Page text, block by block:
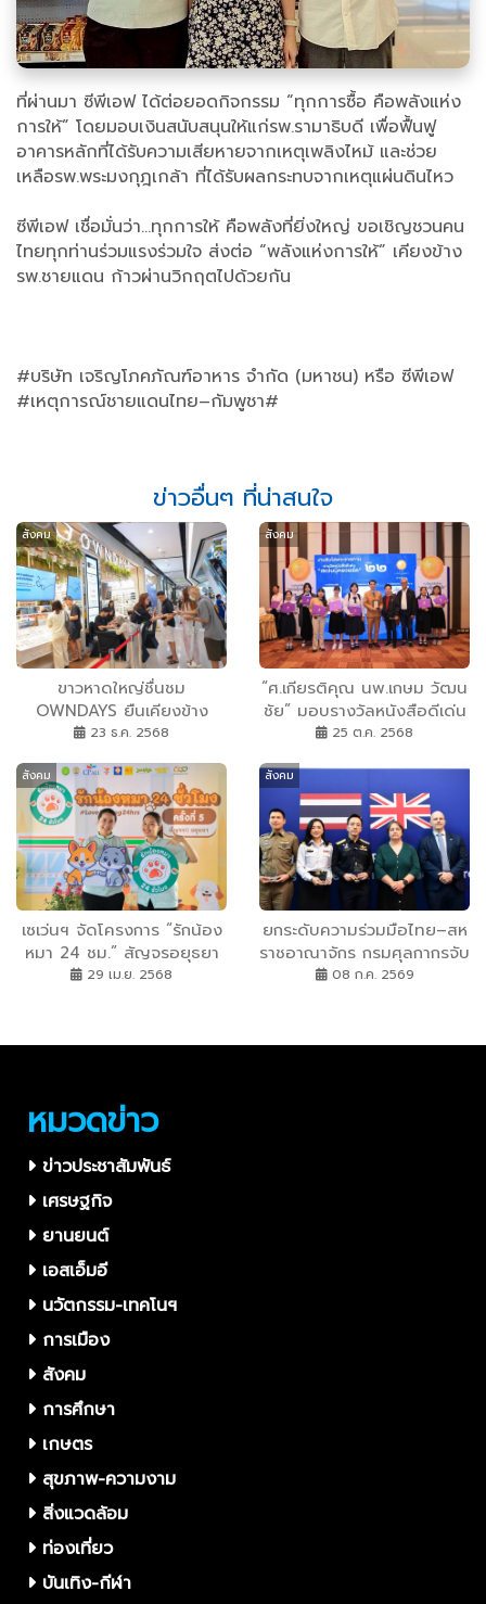
ที่ผ่านมา ซีพีเอฟ ได้ต่อยอดกิจกรรม “ทุกการซื้อ คือพลังแห่ง
การให้” โดยมอบเงินสนับสนุนให้แก่รพ.รามาธิบดี เพื่อฟื้นฟู
อาคารหลักที่ได้รับความเสียหายจากเหตุเพลิงไหม้ และช่วย
เหลือรพ.พระมงกุฎเกล้า ที่ได้รับผลกระทบจากเหตุแผ่นดินไหว
ซีพีเอฟ เชื่อมั่นว่า…ทุกการให้ คือพลังที่ยิ่งใหญ่ ขอเชิญชวนคน
ไทยทุกท่านร่วมแรงร่วมใจ ส่งต่อ “พลังแห่งการให้” เคียงข้าง
รพ.ชายแดน ก้าวผ่านวิกฤตไปด้วยกัน
#บริษัท เจริญโภคภัณฑ์อาหาร จำกัด (มหาชน) หรือ ซีพีเอฟ
#เหตุการณ์ชายแดนไทย–กัมพูชา#
ข่าวอื่นๆ ที่น่าสนใจ
สังคม
ขาวหาดใหญ่ชื่นชม
OWNDAYS ยืนเคียงข้าง
มอบแว่นตาฟรีผ่านโครงการ
พลังใจให้กัน”
23 ธ.ค. 2568
สังคม
“ศ.เกียรติคุณ นพ.เกษม วัฒน
ชัย” มอบรางวัลหนังสือดีเด่น
เซเว่นบุ๊คอวอร์ด ครั้งที่ 22
25 ต.ค. 2568
สังคม
เซเว่นฯ จัดโครงการ “รักน้อง
หมา 24 ชม.” สัญจรอยุธยา
ทำหมัน–ฉีดวัคซีน น้องหมา
29 เม.ย. 2568
สังคม
ยกระดับความร่วมมือไทย–สห
ราชอาณาจักร กรมศุลกากรจับ
มือสนง.อาชญากรรมแห่งชาติ
ผิดกฎหมาย
08 ก.ค. 2569
หมวดข่าว
ข่าวประชาสัมพันธ์
เศรษฐกิจ
ยานยนต์
เอสเอ็มอี
นวัตกรรม-เทคโนฯ
การเมือง
สังคม
การศึกษา
เกษตร
สุขภาพ-ความงาม
สิ่งแวดล้อม
ท่องเที่ยว
บันเทิง-กีฬา